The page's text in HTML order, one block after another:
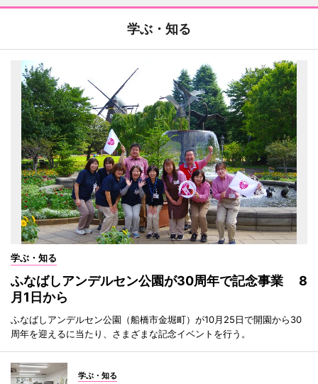
学ぶ・知る
学ぶ・知る
ふなばしアンデルセン公園が30周年で記念事業 8
月1日から
ふなばしアンデルセン公園（船橋市金堀町）が10月25日で開園から30
周年を迎えるに当たり、さまざまな記念イベントを行う。
学ぶ・知る